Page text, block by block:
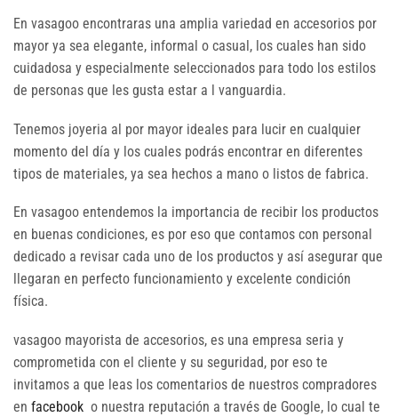
En vasagoo encontraras una amplia variedad en accesorios por
mayor ya sea elegante, informal o casual, los cuales han sido
cuidadosa y especialmente seleccionados para todo los estilos
de personas que les gusta estar a l vanguardia.
Tenemos joyeria al por mayor ideales para lucir en cualquier
momento del día y los cuales podrás encontrar en diferentes
tipos de materiales, ya sea hechos a mano o listos de fabrica.
En vasagoo entendemos la importancia de recibir los productos
en buenas condiciones, es por eso que contamos con personal
dedicado a revisar cada uno de los productos y así asegurar que
llegaran en perfecto funcionamiento y excelente condición
física.
vasagoo mayorista de accesorios, es una empresa seria y
comprometida con el cliente y su seguridad, por eso te
invitamos a que leas los comentarios de nuestros compradores
en facebook o nuestra reputación a través de Google, lo cual te